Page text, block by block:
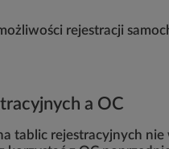
rejestracji
a OC
tablic rejestracyjnych